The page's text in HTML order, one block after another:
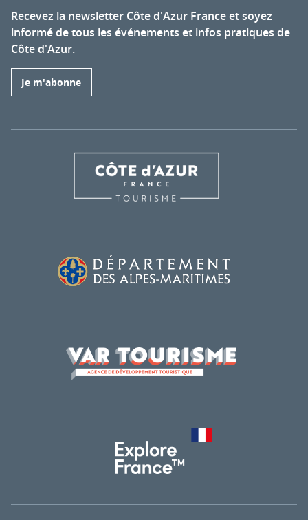
Recevez la newsletter Côte d'Azur France et soyez
informé de tous les événements et infos pratiques de
Côte d'Azur.
Je m'abonne